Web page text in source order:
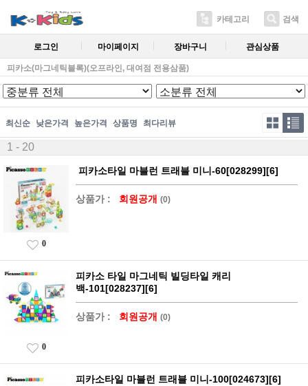
카테고리 검색
로그인 마이페이지 장바구니 관심상품
피카소(마그네틱블록)(오프라인, 대여점 전용삼품)
최신순 낮은가격 높은가격 상품명 최다리뷰
1 - 20
피카소타일 마블런 트래블 미니-60[028299][6]
상품가 : 회원공개 (0)
0
피카소 타일 마그네틱 빌딩타일 캐리
백-101[028237][6]
상품가 : 회원공개 (0)
0
피카소타일 마블런 트래블 미니-100[024673][6]